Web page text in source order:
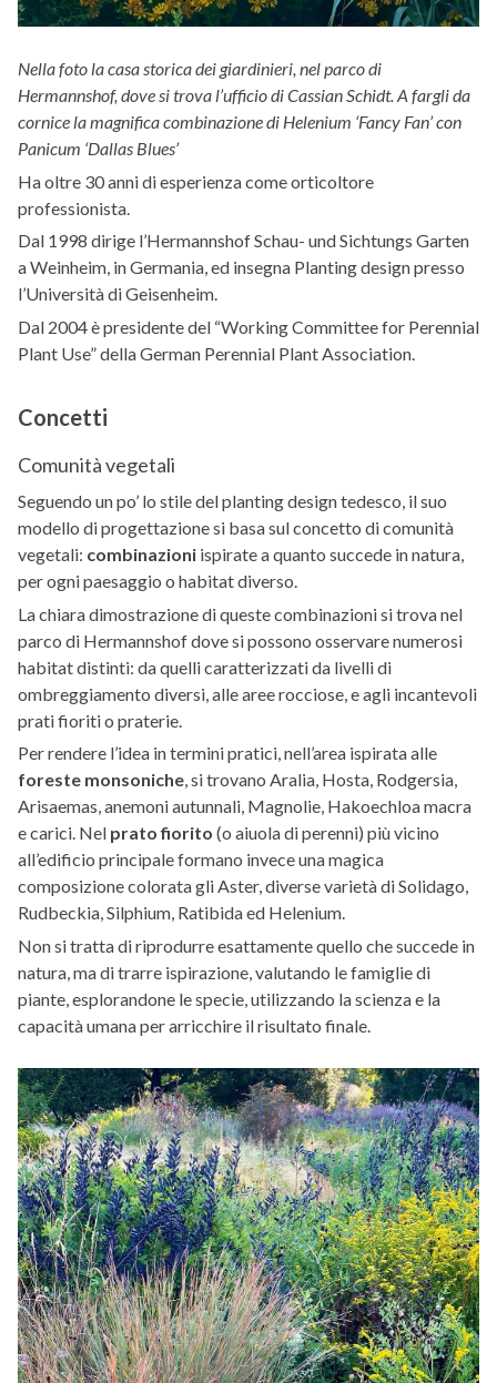
Nella foto la casa storica dei giardinieri, nel parco di
Hermannshof, dove si trova l’ufficio di Cassian Schidt. A fargli da
cornice la magnifica combinazione di Helenium ‘Fancy Fan’ con
Panicum ‘Dallas Blues’
Ha oltre 30 anni di esperienza come orticoltore
professionista.
Dal 1998 dirige l’Hermannshof Schau- und Sichtungs Garten
a Weinheim, in Germania, ed insegna Planting design presso
l’Università di Geisenheim.
Dal 2004 è presidente del “Working Committee for Perennial
Plant Use” della German Perennial Plant Association.
Concetti
Comunità vegetali
Seguendo un po’ lo stile del planting design tedesco, il suo
modello di progettazione si basa sul concetto di comunità
vegetali: combinazioni ispirate a quanto succede in natura,
per ogni paesaggio o habitat diverso.
La chiara dimostrazione di queste combinazioni si trova nel
parco di Hermannshof dove si possono osservare numerosi
habitat distinti: da quelli caratterizzati da livelli di
ombreggiamento diversi, alle aree rocciose, e agli incantevoli
prati fioriti o praterie.
Per rendere l’idea in termini pratici, nell’area ispirata alle
foreste monsoniche, si trovano Aralia, Hosta, Rodgersia,
Arisaemas, anemoni autunnali, Magnolie, Hakoechloa macra
e carici. Nel prato fiorito (o aiuola di perenni) più vicino
all’edificio principale formano invece una magica
composizione colorata gli Aster, diverse varietà di Solidago,
Rudbeckia, Silphium, Ratibida ed Helenium.
Non si tratta di riprodurre esattamente quello che succede in
natura, ma di trarre ispirazione, valutando le famiglie di
piante, esplorandone le specie, utilizzando la scienza e la
capacità umana per arricchire il risultato finale.